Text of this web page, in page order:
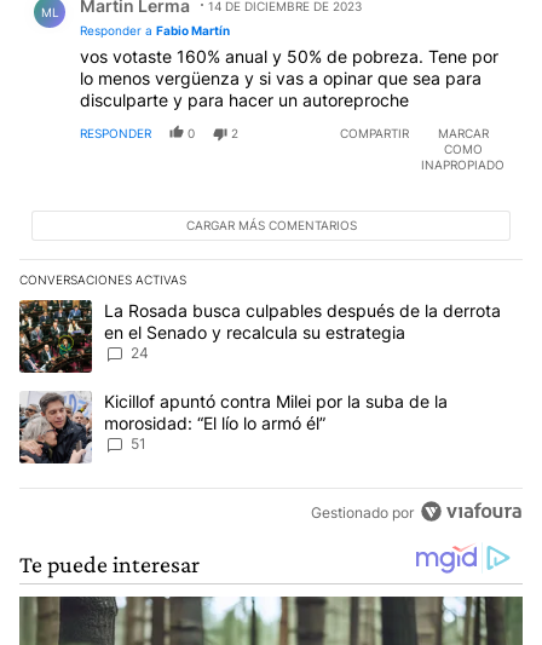
ML Martin Lerma
14 DE DICIEMBRE DE 2023
Responder a Fabio Martín
vos votaste 160% anual y 50% de pobreza. Tene por
lo menos vergüenza y si vas a opinar que sea para
disculparte y para hacer un autoreproche
RESPONDER 0 2 COMPARTIR
MARCAR
COMO
INAPROPIADO
CARGAR MÁS COMENTARIOS
CONVERSACIONES ACTIVAS
Este listado muestra los artículos con más comentarios en los
Un artículo de tendencia con el título "La Rosada busca
La Rosada busca culpables después de la derrota
en el Senado y recalcula su estrategia
24
Un artículo de tendencia con el título "Kicillof apuntó contra Milei
Kicillof apuntó contra Milei por la suba de la
morosidad: “El lío lo armó él”
51
Gestionado por